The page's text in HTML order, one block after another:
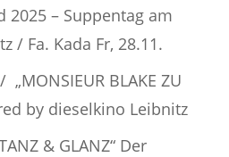
2025 – Suppentag am
/ Fa. Kada Fr, 28.11.
BLAKE ZU
by dieselkino Leibnitz
& GLANZ“ Der